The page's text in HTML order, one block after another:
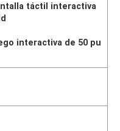
táctil interactiva
interactiva de 50 pu